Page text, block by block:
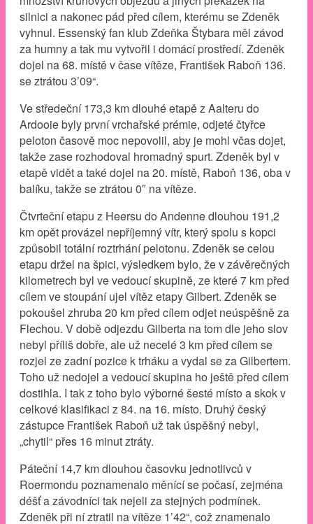
silnici a nakonec pád před cílem, kterému se Zdeněk
vyhnul. Essenský fan klub Zdeňka Štybara měl závod
za humny a tak mu vytvořil i domácí prostředí. Zdeněk
dojel na 68. místě v čase vítěze, František Raboň 136.
se ztrátou 3’09“.
Ve středeční 173,3 km dlouhé etapě z Aalteru do
Ardooie byly první vrchařské prémie, odjeté čtyřce
peloton časově moc nepovolil, aby je mohl včas dojet,
takže zase rozhodoval hromadný spurt. Zdeněk byl v
etapě vidět a také dojel na 20. místě, Raboň 136, oba v
balíku, takže se ztrátou 0″ na vítěze.
Čtvrteční etapu z Heersu do Andenne dlouhou 191,2
km opět provázel nepříjemný vítr, který spolu s kopci
způsobil totální roztrhání pelotonu. Zdeněk se celou
etapu držel na špici, výsledkem bylo, že v závěrečných
kilometrech byl ve vedoucí skupině, ze které 7 km před
cílem ve stoupání ujel vítěz etapy Gilbert. Zdeněk se
pokoušel zhruba 20 km před cílem odjet neúspěšně za
Flechou. V době odjezdu Gilberta na tom dle jeho slov
nebyl příliš dobře, ale už necelé 3 km před cílem se
rozjel ze zadní pozice k trháku a vydal se za Gilbertem.
Toho už nedojel a vedoucí skupina ho ještě před cílem
dostihla. I tak z toho bylo výborné šesté místo a skok v
celkové klasifikaci z 84. na 16. místo. Druhý český
zástupce František Raboň už tak úspěšný nebyl,
„chytil“ přes 16 minut ztráty.
Páteční 14,7 km dlouhou časovku jednotlivců v
Roermondu poznamenalo měnící se počasí, zejména
déšť a závodníci tak nejeli za stejných podmínek.
Zdeněk při ní ztratil na vítěze 1’42“, což znamenalo